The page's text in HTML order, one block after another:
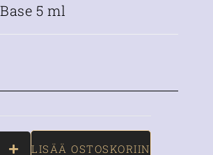
5 ml
LISÄÄ OSTOSKORIIN